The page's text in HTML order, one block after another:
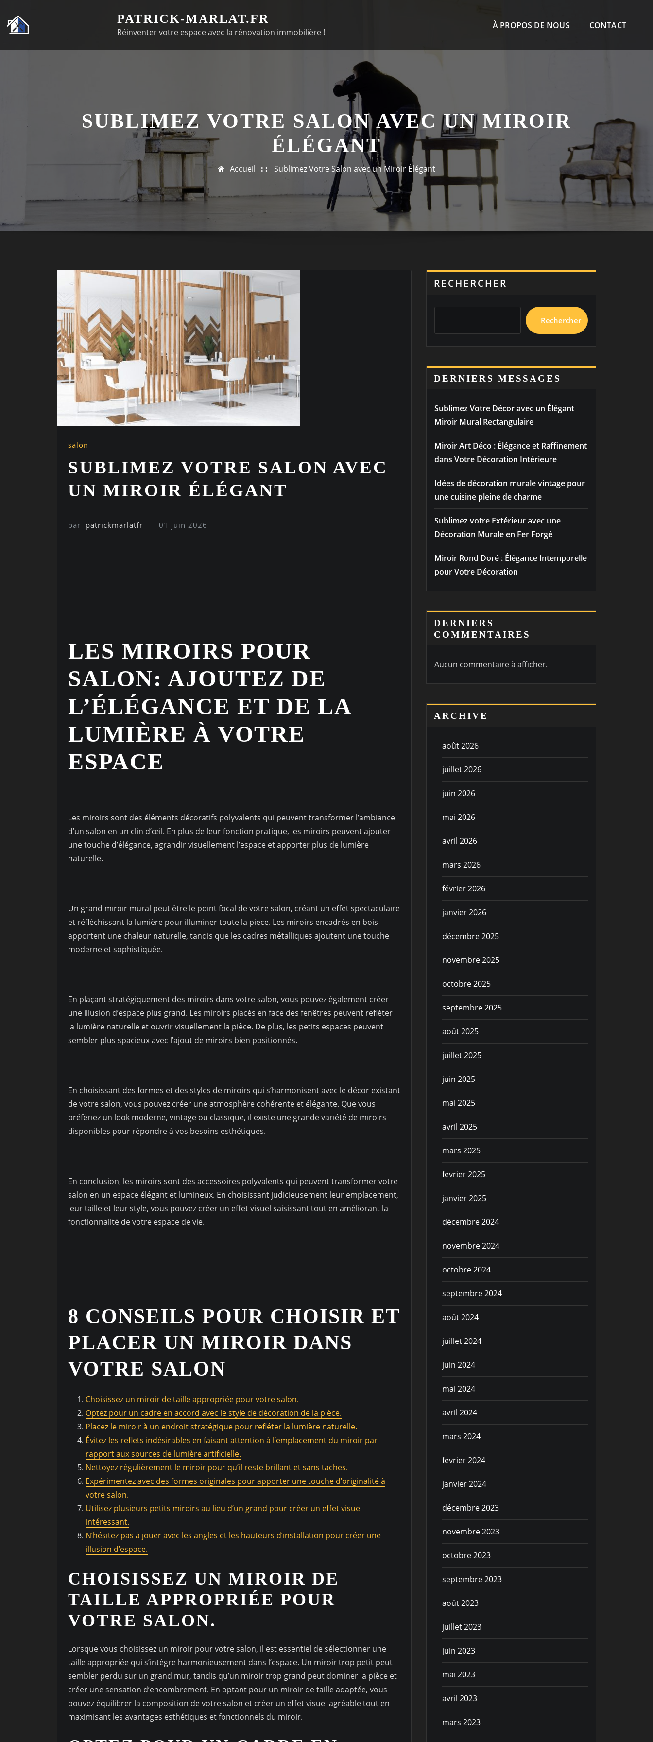
au
contenu
PATRICK-MARLAT.FR
Réinventer votre espace avec la rénovation immobilière !
À PROPOS DE NOUS CONTACT
SUBLIMEZ VOTRE SALON AVEC UN MIROIR
ÉLÉGANT
Accueil Sublimez Votre Salon avec un Miroir Élégant
salon
SUBLIMEZ VOTRE SALON AVEC
UN MIROIR ÉLÉGANT
par patrickmarlatfr 01 juin 2026
LES MIROIRS POUR
SALON: AJOUTEZ DE
L’ÉLÉGANCE ET DE LA
LUMIÈRE À VOTRE
ESPACE
Les miroirs sont des éléments décoratifs polyvalents qui peuvent transformer l’ambiance
d’un salon en un clin d’œil. En plus de leur fonction pratique, les miroirs peuvent ajouter
une touche d’élégance, agrandir visuellement l’espace et apporter plus de lumière
naturelle.
Un grand miroir mural peut être le point focal de votre salon, créant un effet spectaculaire
et réfléchissant la lumière pour illuminer toute la pièce. Les miroirs encadrés en bois
apportent une chaleur naturelle, tandis que les cadres métalliques ajoutent une touche
moderne et sophistiquée.
En plaçant stratégiquement des miroirs dans votre salon, vous pouvez également créer
une illusion d’espace plus grand. Les miroirs placés en face des fenêtres peuvent refléter
la lumière naturelle et ouvrir visuellement la pièce. De plus, les petits espaces peuvent
sembler plus spacieux avec l’ajout de miroirs bien positionnés.
En choisissant des formes et des styles de miroirs qui s’harmonisent avec le décor existant
de votre salon, vous pouvez créer une atmosphère cohérente et élégante. Que vous
préfériez un look moderne, vintage ou classique, il existe une grande variété de miroirs
disponibles pour répondre à vos besoins esthétiques.
En conclusion, les miroirs sont des accessoires polyvalents qui peuvent transformer votre
salon en un espace élégant et lumineux. En choisissant judicieusement leur emplacement,
leur taille et leur style, vous pouvez créer un effet visuel saisissant tout en améliorant la
fonctionnalité de votre espace de vie.
8 CONSEILS POUR CHOISIR ET
PLACER UN MIROIR DANS
VOTRE SALON
Choisissez un miroir de taille appropriée pour votre salon.
Optez pour un cadre en accord avec le style de décoration de la pièce.
Placez le miroir à un endroit stratégique pour refléter la lumière naturelle.
Évitez les reflets indésirables en faisant attention à l’emplacement du miroir par
rapport aux sources de lumière artificielle.
Nettoyez régulièrement le miroir pour qu’il reste brillant et sans taches.
Expérimentez avec des formes originales pour apporter une touche d’originalité à
votre salon.
Utilisez plusieurs petits miroirs au lieu d’un grand pour créer un effet visuel
intéressant.
N’hésitez pas à jouer avec les angles et les hauteurs d’installation pour créer une
illusion d’espace.
CHOISISSEZ UN MIROIR DE
TAILLE APPROPRIÉE POUR
VOTRE SALON.
Lorsque vous choisissez un miroir pour votre salon, il est essentiel de sélectionner une
taille appropriée qui s’intègre harmonieusement dans l’espace. Un miroir trop petit peut
sembler perdu sur un grand mur, tandis qu’un miroir trop grand peut dominer la pièce et
créer une sensation d’encombrement. En optant pour un miroir de taille adaptée, vous
pouvez équilibrer la composition de votre salon et créer un effet visuel agréable tout en
maximisant les avantages esthétiques et fonctionnels du miroir.
RECHERCHER
Rechercher
DERNIERS MESSAGES
Sublimez Votre Décor avec un Élégant
Miroir Mural Rectangulaire
Miroir Art Déco : Élégance et Raffinement
dans Votre Décoration Intérieure
Idées de décoration murale vintage pour
une cuisine pleine de charme
Sublimez votre Extérieur avec une
Décoration Murale en Fer Forgé
Miroir Rond Doré : Élégance Intemporelle
pour Votre Décoration
DERNIERS
COMMENTAIRES
Aucun commentaire à afficher.
ARCHIVE
août 2026
juillet 2026
juin 2026
mai 2026
avril 2026
mars 2026
février 2026
janvier 2026
décembre 2025
novembre 2025
octobre 2025
septembre 2025
août 2025
juillet 2025
juin 2025
mai 2025
avril 2025
mars 2025
février 2025
janvier 2025
décembre 2024
novembre 2024
octobre 2024
septembre 2024
août 2024
juillet 2024
juin 2024
mai 2024
avril 2024
mars 2024
février 2024
janvier 2024
décembre 2023
novembre 2023
octobre 2023
septembre 2023
août 2023
juillet 2023
juin 2023
mai 2023
avril 2023
mars 2023